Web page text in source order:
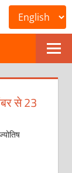
से 23